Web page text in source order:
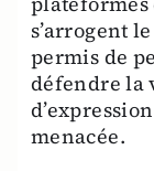
s’arrogent
permis de
défendre la
menacée.